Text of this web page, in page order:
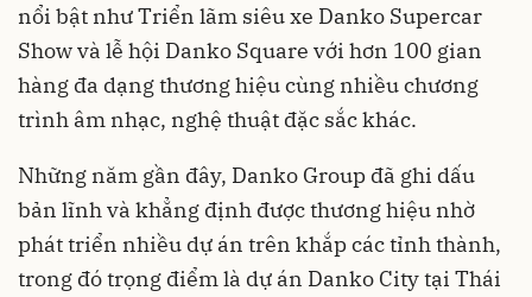
nổi bật như Triển lãm siêu xe Danko Supercar
Show và lễ hội Danko Square với hơn 100 gian
hàng đa dạng thương hiệu cùng nhiều chương
trình âm nhạc, nghệ thuật đặc sắc khác.
Những năm gần đây, Danko Group đã ghi dấu
bản lĩnh và khẳng định được thương hiệu nhờ
phát triển nhiều dự án trên khắp các tỉnh thành,
trong đó trọng điểm là dự án Danko City tại Thái